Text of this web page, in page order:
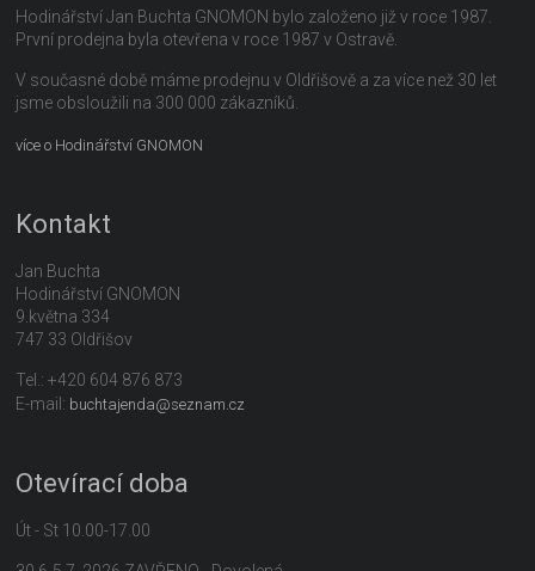
Hodinářství Jan Buchta GNOMON bylo založeno již v roce 1987.
První prodejna byla otevřena v roce 1987 v Ostravě.
V současné době máme prodejnu v Oldřišově a za více než 30 let
jsme obsloužili na 300 000 zákazníků.
více o Hodinářství GNOMON
Kontakt
Jan Buchta
Hodinářství GNOMON
9.května 334
747 33 Oldřišov
Tel.: +420 604 876 873
E-mail: buchtajenda@seznam.cz
Otevírací doba
Út - St 10.00-17.00